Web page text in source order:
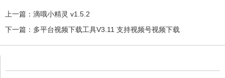
上一篇： 滴哦小精灵 v1.5.2
下一篇： 多平台视频下载工具V3.11 支持视频号视频下载